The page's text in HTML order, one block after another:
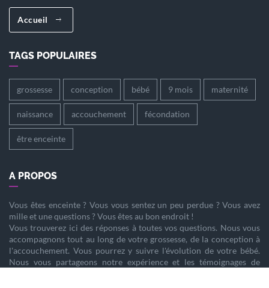
Accueil
TAGS POPULAIRES
grossesse conception bébé 9 mois maternité
naissance accouchement fécondation
être enceinte
A PROPOS
Vous êtes enceinte? Vous vous sentez un peu perdue ? Vous avez
mille et une questions ? Vous êtes au bon endroit !
Vous trouverez ici des réponses à toutes vos questions. Nous vous
accompagnons tout au long de votre grossesse, de la conception à
l'accouchement. Vous pourrez y suivre l'évolution de votre bébé.
Nous vous partageons notre expérience et les témoignages de